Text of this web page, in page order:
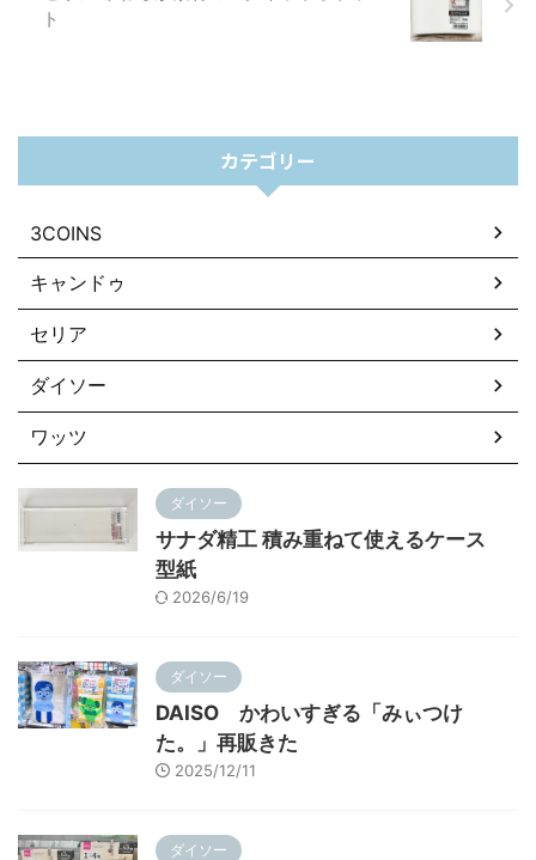
ト
カテゴリー
3COINS
キャンドゥ
セリア
ダイソー
ワッツ
ダイソー
サナダ精工 積み重ねて使えるケース
型紙
2026/6/19
ダイソー
DAISO かわいすぎる「みぃつけ
た。」再販きた
2025/12/11
ダイソー